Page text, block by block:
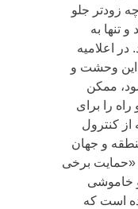
زودتر جلو
تنها به
در اعلامیه
این وحشت و
ممکن
را برای
از کنترول
و جهان
«حمایت برخی
خاموشی
است که